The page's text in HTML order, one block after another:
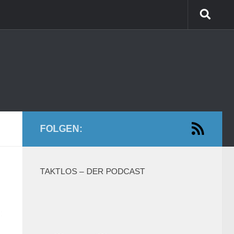
FOLGEN:
TAKTLOS – DER PODCAST